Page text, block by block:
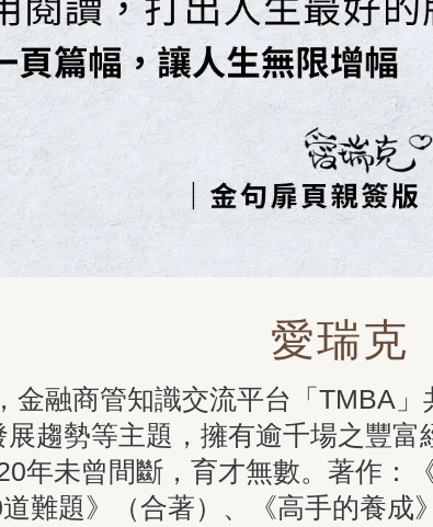
愛瑞克
金融商管知識交流平台「TMBA
趨勢等主題，擁有逾千場之豐
年未曾間斷，育才無數。著作：
難題》（合著）、《高手的養成